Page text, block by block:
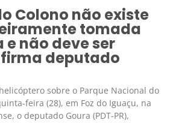
Colono não existe
tomada
não deve ser
deputado
sobre o Parque Nacional do
feira (28), em Foz do Iguaçu, na
o deputado Goura (PDT-PR),